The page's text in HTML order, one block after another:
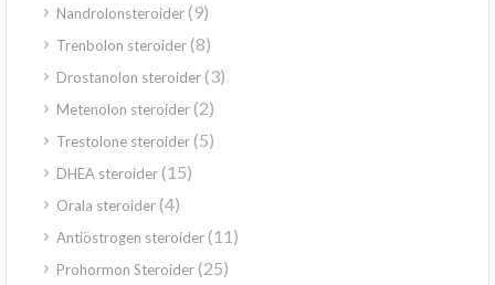
Nandrolonsteroider(9)
Trenbolon steroider(8)
Drostanolon steroider(3)
Metenolon steroider(2)
Trestolone steroider(5)
DHEA steroider(15)
Orala steroider(4)
Antiöstrogen steroider(11)
Prohormon Steroider(25)